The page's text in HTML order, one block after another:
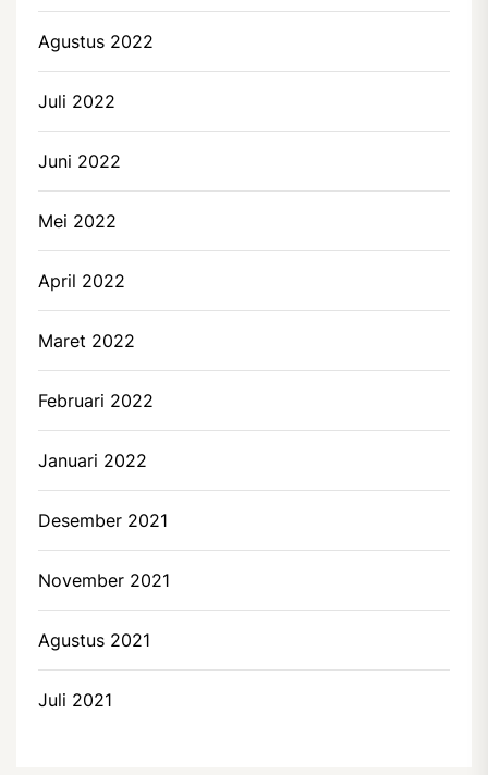
Agustus 2022
Juli 2022
Juni 2022
Mei 2022
April 2022
Maret 2022
Februari 2022
Januari 2022
Desember 2021
November 2021
Agustus 2021
Juli 2021